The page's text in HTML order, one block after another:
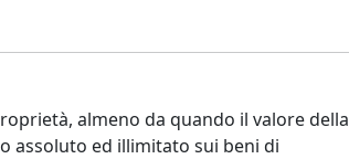
almeno da quando il valore della
assoluto ed illimitato sui beni di